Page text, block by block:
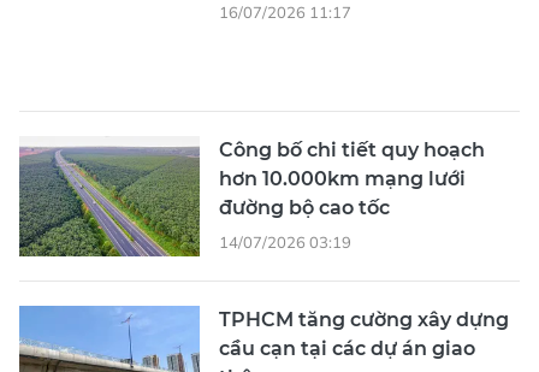
16/07/2026 11:17
hơn 10.000km mạng lưới
đường bộ cao tốc
14/07/2026 03:19
cầu cạn tại các dự án giao
thông
14/07/2026 02:49